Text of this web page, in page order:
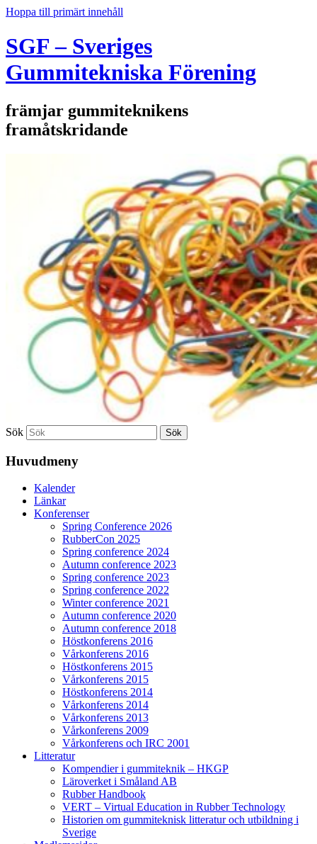
Hoppa till primärt innehåll
SGF – Sveriges
Gummitekniska Förening
främjar gummiteknikens
framåtskridande
Sök
Huvudmeny
Kalender
Länkar
Konferenser
Spring Conference 2026
RubberCon 2025
Spring conference 2024
Autumn conference 2023
Spring conference 2023
Spring conference 2022
Winter conference 2021
Autumn conference 2020
Autumn conference 2018
Höstkonferens 2016
Vårkonferens 2016
Höstkonferens 2015
Vårkonferens 2015
Höstkonferens 2014
Vårkonferens 2014
Vårkonferens 2013
Vårkonferens 2009
Vårkonferens och IRC 2001
Litteratur
Kompendier i gummiteknik – HKGP
Läroverket i Småland AB
Rubber Handbook
VERT – Virtual Education in Rubber Technology
Historien om gummiteknisk litteratur och utbildning i
Sverige